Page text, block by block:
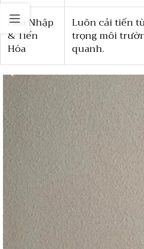
Hòa Nhập
& Tiến
Hóa
Luôn cải tiến
trọng môi
quanh.